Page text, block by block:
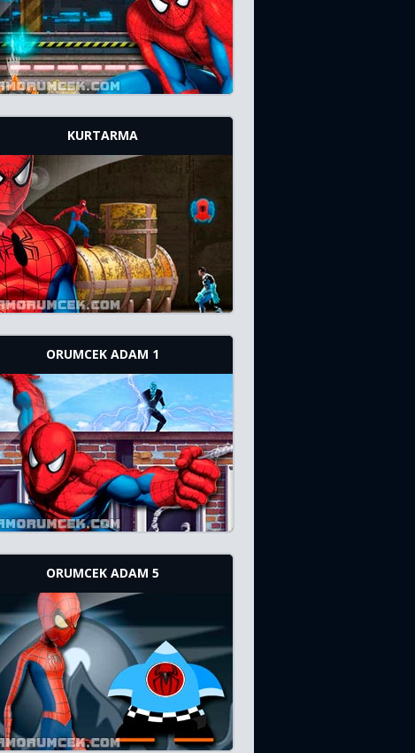
KURTARMA
ORUMCEK ADAM 1
ORUMCEK ADAM 5